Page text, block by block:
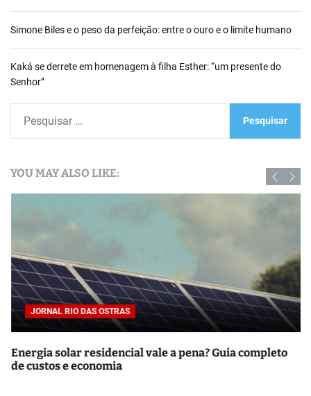
Simone Biles e o peso da perfeição: entre o ouro e o limite humano
Kaká se derrete em homenagem à filha Esther: “um presente do
Senhor”
u
i
r
p
o
YOU MAY ALSO LIKE:
JORNAL RIO DAS OSTRAS
Energia solar residencial vale a pena? Guia completo
de custos e economia